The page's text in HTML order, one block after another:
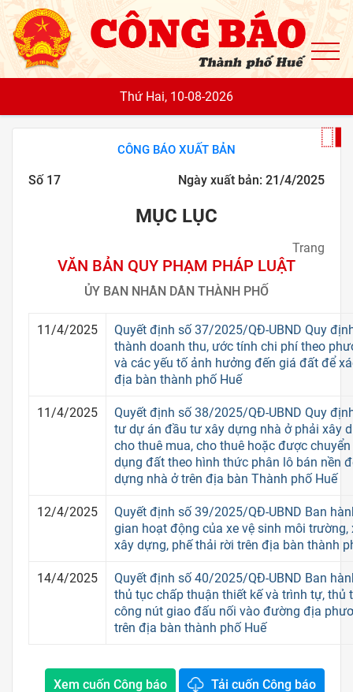
Thứ Hai, 10-08-2026
CÔNG BÁO XUẤT BẢN
Số 17 Ngày xuất bản: 21/4/2025
MỤC LỤC
Trang
VĂN BẢN QUY PHẠM PHÁP LUẬT
ỦY BAN NHÂN DÂN THÀNH PHỐ
11/4/2025
Quyết định số 37/2025/QĐ-UBND Quy
thành doanh thu, ước tính chi phí theo
và các yếu tố ảnh hưởng đến giá đất để
địa bàn thành phố Huế
11/4/2025
Quyết định số 38/2025/QĐ-UBND Quy
tư dự án đầu tư xây dựng nhà ở phải xây
cho thuê mua, cho thuê hoặc được
dụng đất theo hình thức phân lô bán nền
dựng nhà ở trên địa bàn Thành phố Huế
12/4/2025
Quyết định số 39/2025/QĐ-UBND Ban
gian hoạt động của xe vệ sinh môi trường,
xây dựng, phế thải rời trên địa bàn thành
14/4/2025
Quyết định số 40/2025/QĐ-UBND Ban
thủ tục chấp thuận thiết kế và trình tự, thủ
công nút giao đấu nối vào đường địa
trên địa bàn thành phố Huế
Xem cuốn Công báo Tải cuốn Công báo